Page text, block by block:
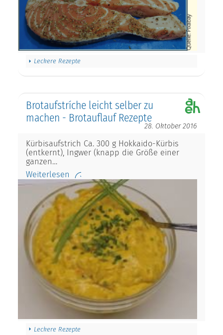
Leckere Rezepte
Brotaufstríche leicht selber zu
machen - Brotauflauf Rezepte
28. Oktober 2016
Kürbisaufstrich Ca. 300 g Hokkaido-Kürbis
(entkernt), Ingwer (knapp die Größe einer
ganzen…
Weiterlesen
Leckere Rezepte